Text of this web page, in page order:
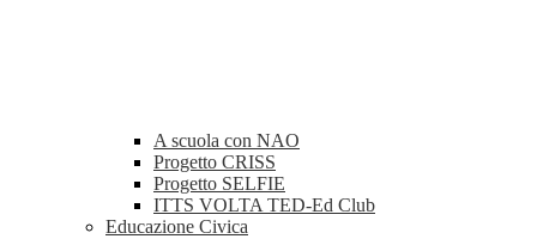
A scuola con NAO
Progetto CRISS
Progetto SELFIE
ITTS VOLTA TED-Ed Club
Educazione Civica